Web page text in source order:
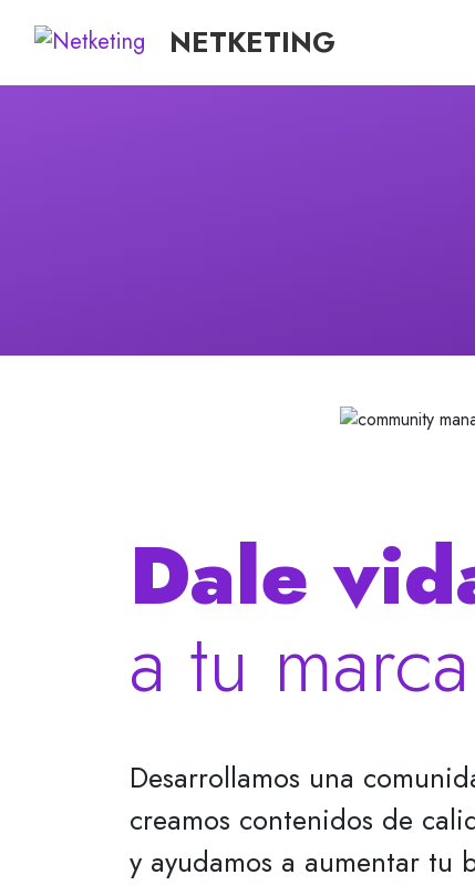
Dale
a tu marca
Desarrollamos una
creamos contenidos de
y ayudamos a aumentar tu
NETKETING